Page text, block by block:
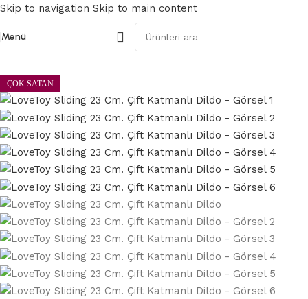
Skip to navigation Skip to main content
Menü
Gerçekçi Dildolar
ÇOK SATAN